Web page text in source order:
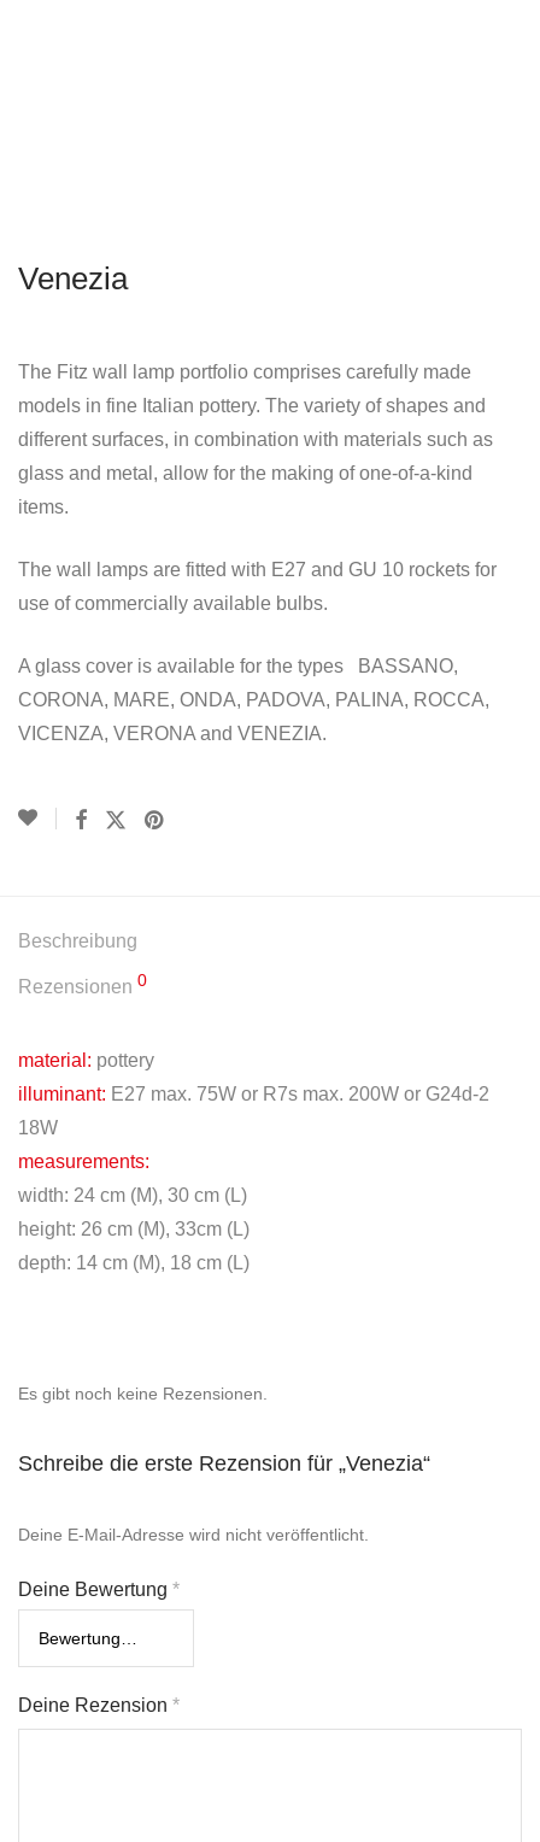
Venezia
The Fitz wall lamp portfolio comprises carefully made
models in fine Italian pottery. The variety of shapes and
different surfaces, in combination with materials such as
glass and metal, allow for the making of one-of-a-kind
items.
The wall lamps are fitted with E27 and GU 10 rockets for
use of commercially available bulbs.
A glass cover is available for the types BASSANO,
CORONA, MARE, ONDA, PADOVA, PALINA, ROCCA,
VICENZA, VERONA and VENEZIA.
Beschreibung
Rezensionen 0
material: pottery
illuminant: E27 max. 75W or R7s max. 200W or G24d-2
18W
measurements:
width: 24 cm (M), 30 cm (L)
height: 26 cm (M), 33cm (L)
depth: 14 cm (M), 18 cm (L)
Es gibt noch keine Rezensionen.
Schreibe die erste Rezension für „Venezia“
Deine E-Mail-Adresse wird nicht veröffentlicht.
Deine Bewertung *
Deine Rezension *